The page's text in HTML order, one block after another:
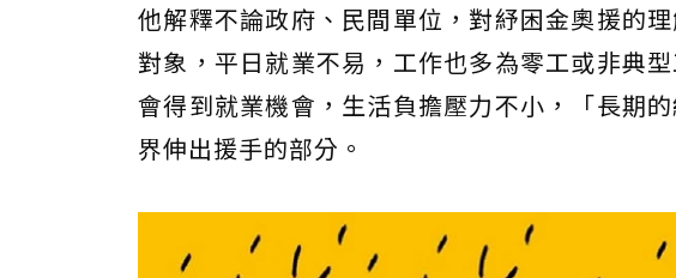
他解釋不論政府、民間單位，對紓困金奧援的
對象，平日就業不易，工作也多為零工或非典
會得到就業機會，生活負擔壓力不小，「長期
界伸出援手的部分。